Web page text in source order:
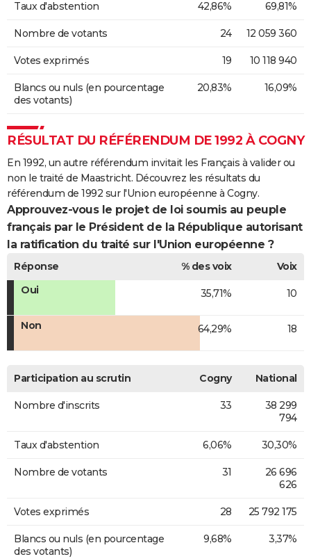
Taux d'abstention 42,86% 69,81%
Nombre de votants 24 12 059 360
Votes exprimés 19 10 118 940
Blancs ou nuls (en pourcentage
des votants)
20,83% 16,09%
RÉSULTAT DU RÉFÉRENDUM DE 1992 À COGNY
En 1992, un autre référendum invitait les Français à valider ou
non le traité de Maastricht. Découvrez les résultats du
référendum de 1992 sur l'Union européenne à Cogny.
Approuvez-vous le projet de loi soumis au peuple
français par le Président de la République autorisant
la ratification du traité sur l'Union européenne ?
Réponse % des voix
Voix
Oui
35,71% 10
Non 64,29% 18
Participation au scrutin Cogny National
Nombre d'inscrits 33
38 299
794
Taux d'abstention 6,06% 30,30%
Nombre de votants 31
26 696
626
Votes exprimés 28 25 792 175
Blancs ou nuls (en pourcentage
des votants)
9,68% 3,37%